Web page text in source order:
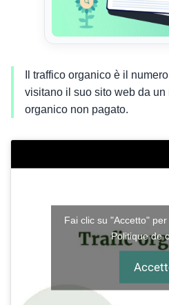
Il traffico organico è il
visitano il suo sito web da un
organico non pagato.
Fai clic su "Accetto"
Politique de